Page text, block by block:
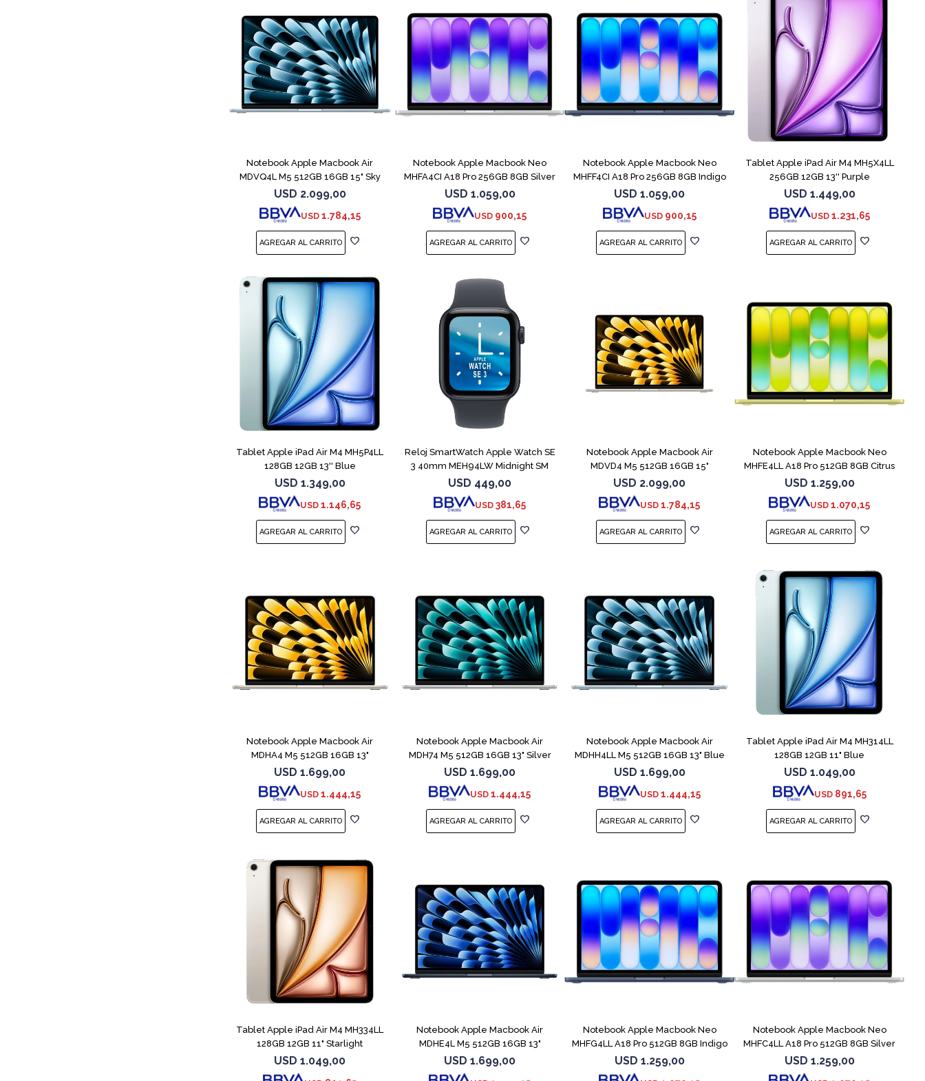
Notebook Apple Macbook Air
MDVQ4L M5 512GB 16GB 15" Sky
Blue
USD 2.099,00
USD 1.784,15
Notebook Apple Macbook Neo
MHFA4CI A18 Pro 256GB 8GB Silver
USD 1.059,00
USD 900,15
Notebook Apple Macbook Neo
MHFF4CI A18 Pro 256GB 8GB Indigo
USD 1.059,00
USD 900,15
Tablet Apple iPad Air M4 MH5X4LL
256GB 12GB 13'' Purple
USD 1.449,00
USD 1.231,65
Tablet Apple iPad Air M4 MH5P4LL
128GB 12GB 13'' Blue
USD 1.349,00
USD 1.146,65
Reloj SmartWatch Apple Watch SE
3 40mm MEH94LW Midnight SM
USD 449,00
USD 381,65
Notebook Apple Macbook Air
MDVD4 M5 512GB 16GB 15"
Starlight
USD 2.099,00
USD 1.784,15
Notebook Apple Macbook Neo
MHFE4LL A18 Pro 512GB 8GB Citrus
USD 1.259,00
USD 1.070,15
Notebook Apple Macbook Air
MDHA4 M5 512GB 16GB 13"
Starlight
USD 1.699,00
USD 1.444,15
Notebook Apple Macbook Air
MDH74 M5 512GB 16GB 13" Silver
USD 1.699,00
USD 1.444,15
Notebook Apple Macbook Air
MDHH4LL M5 512GB 16GB 13" Blue
USD 1.699,00
USD 1.444,15
Tablet Apple iPad Air M4 MH314LL
128GB 12GB 11" Blue
USD 1.049,00
USD 891,65
Tablet Apple iPad Air M4 MH334LL
128GB 12GB 11" Starlight
USD 1.049,00
Notebook Apple Macbook Air
MDHE4L M5 512GB 16GB 13"
Midnight
USD 1.699,00
Notebook Apple Macbook Neo
MHFG4LL A18 Pro 512GB 8GB Indigo
USD 1.259,00
Notebook Apple Macbook Neo
MHFC4LL A18 Pro 512GB 8GB Silver
USD 1.259,00